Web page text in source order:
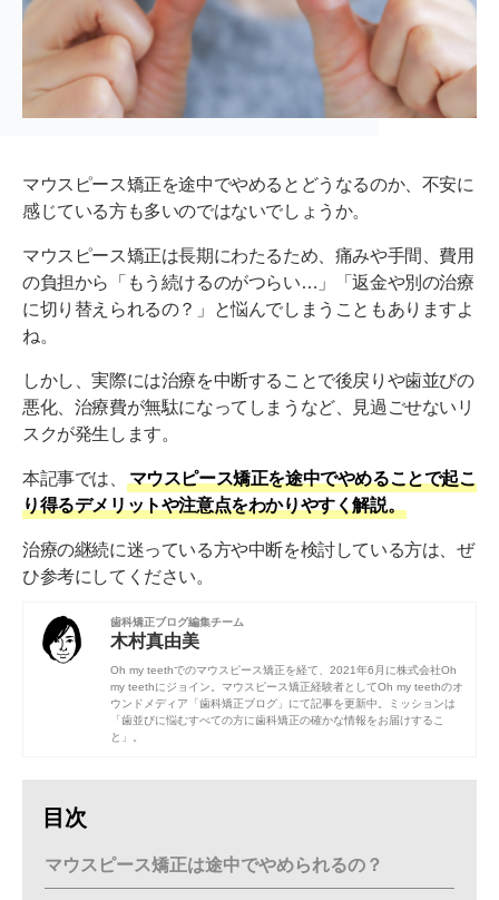
マウスピース矯正を途中でやめるとどうなるのか、不安に
感じている方も多いのではないでしょうか。
マウスピース矯正は長期にわたるため、痛みや手間、費用
の負担から「もう続けるのがつらい…」「返金や別の治療
に切り替えられるの？」と悩んでしまうこともありますよ
ね。
しかし、実際には治療を中断することで後戻りや歯並びの
悪化、治療費が無駄になってしまうなど、見過ごせないリ
スクが発生します。
本記事では、
マウスピース矯正を途中でやめることで起こ
り得るデメリットや注意点をわかりやすく解説。
治療の継続に迷っている方や中断を検討している方は、ぜ
ひ参考にしてください。
歯科矯正ブログ編集チーム
木村真由美
Oh my teethでのマウスピース矯正を経て、2021年6月に株式会社Oh
my teethにジョイン。マウスピース矯正経験者としてOh my teethのオ
ウンドメディア「歯科矯正ブログ」にて記事を更新中。ミッションは
「歯並びに悩むすべての方に歯科矯正の確かな情報をお届けするこ
と」。
目次
マウスピース矯正は途中でやめられるの？